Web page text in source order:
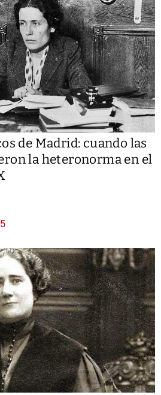
de Madrid: cuando las
la heteronorma en el